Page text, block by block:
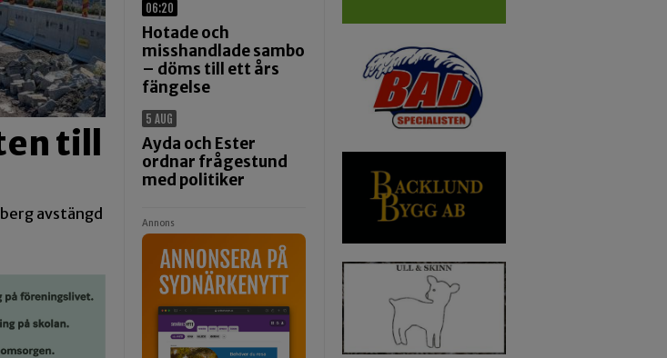
till
avstängd
06:20
Hotade och
misshandlade sambo
– döms till ett års
fängelse
5 AUG
Ayda och Ester
ordnar frågestund
med politiker
Annons